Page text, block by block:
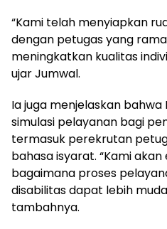
“Kami telah menyiapkan
dengan petugas yang
meningkatkan kualitas
ujar Jumwal.
Ia juga menjelaskan bahwa
simulasi pelayanan bagi
termasuk perekrutan
bahasa isyarat. “Kami
bagaimana proses
disabilitas dapat lebih
tambahnya.